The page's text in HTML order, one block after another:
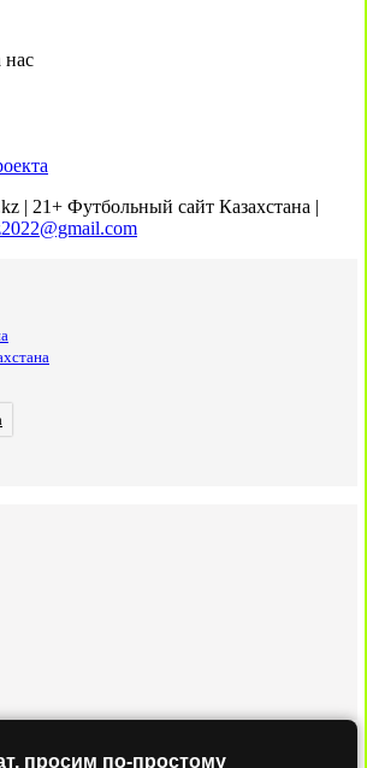
нас
| 21+ Футбольный сайт Казахстана |
просим по-простому